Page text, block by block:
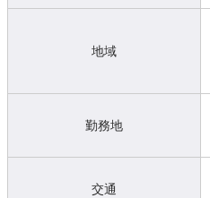
地域
勤務地
交通